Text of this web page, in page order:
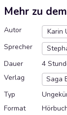
Mehr zu
Autor
Karin
Sprecher
Dauer
4
Verlag
Saga
Typ
Format